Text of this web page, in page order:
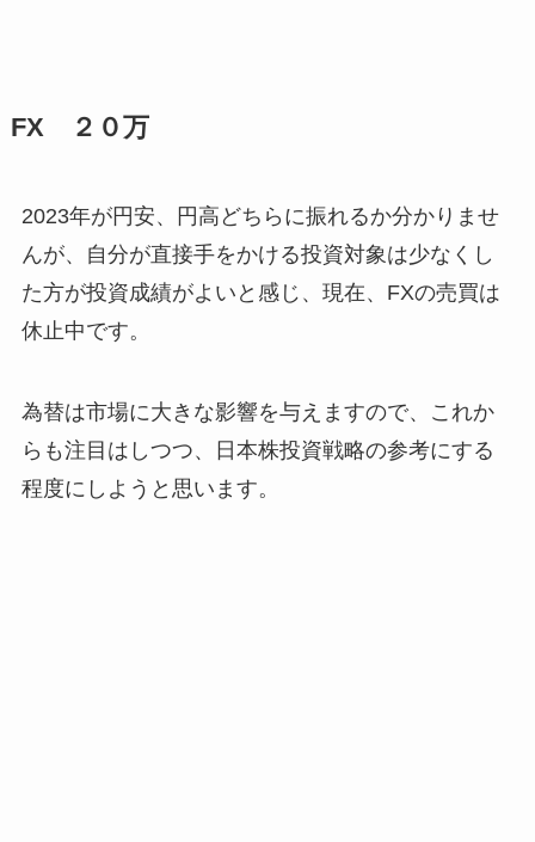
FX ２０万
2023年が円安、円高どちらに振れるか分かりませ
んが、自分が直接手をかける投資対象は少なくし
た方が投資成績がよいと感じ、現在、FXの売買は
休止中です。
為替は市場に大きな影響を与えますので、これか
らも注目はしつつ、日本株投資戦略の参考にする
程度にしようと思います。